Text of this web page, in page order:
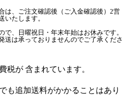
は、ご注文確認後（ご入金確認後）2営
いたします。
、日曜祝日・年末年始はお休みです。
送は承っておりませんのでご了承くださ
税が 含まれています。
も追加送料がかかることはあり